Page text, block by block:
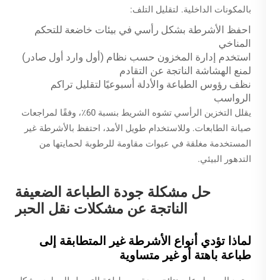
بالمكونات الداخلية. لتقليل التلف:
احفظ الأشرطة بشكل رأسي في بيئات خاضعة للتحكم
المناخي
استخدم إدارة المخزون حسب نظام (أول وارد أول صادر)
لمنع الهشاشة الناتجة عن التقادم
نظف رؤوس الطباعة والأدلة أسبوعيًا لتقليل تراكم
الرواسب
يقلل التخزين الرأسي تشوه الشريط بنسبة 60٪، وفقًا لمراجعات
صيانة الطابعات. وللاستخدام طويل الأمد، احتفظ بالأشرطة غير
المستخدمة مغلقة في عبوات مقاومة للرطوبة لحمايتها من
التدهور البيئي.
حل مشكلة جودة الطباعة الضعيفة
الناتجة عن مشكلات نقل الحبر
لماذا تؤدي أنواع الأشرطة غير المتطابقة إلى
طباعة باهتة أو غير متساوية